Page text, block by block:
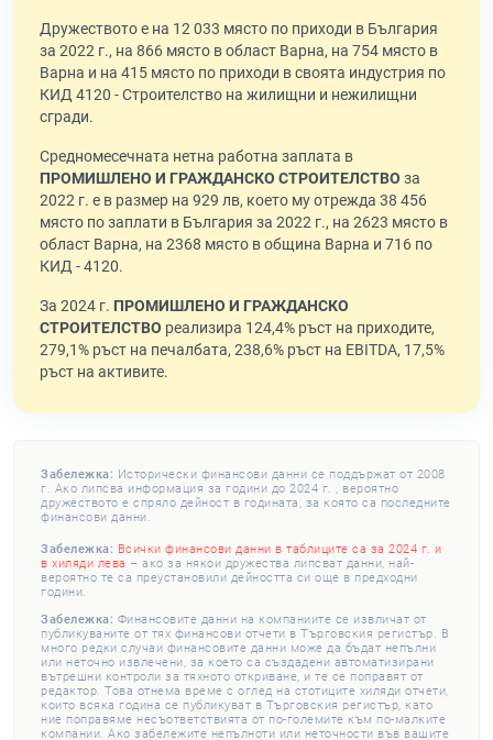
Дружеството е на 12 033 място по приходи в България
за 2022 г., на 866 място в област Варна, на 754 място в
Варна и на 415 място по приходи в своята индустрия по
КИД 4120 - Строителство на жилищни и нежилищни
сгради.
Средномесечната нетна работна заплата в
ПРОМИШЛЕНО И ГРАЖДАНСКО СТРОИТЕЛСТВО за
2022 г. е в размер на 929 лв, което му отрежда 38 456
място по заплати в България за 2022 г., на 2623 място в
област Варна, на 2368 място в община Варна и 716 по
КИД - 4120.
За 2024 г. ПРОМИШЛЕНО И ГРАЖДАНСКО
СТРОИТЕЛСТВО реализира 124,4% ръст на приходите,
279,1% ръст на печалбата, 238,6% ръст на EBITDA, 17,5%
ръст на активите.
Забележка: Исторически финансови данни се поддържат от 2008
г. Ако липсва информация за години до 2024 г. , вероятно
дружеството е спряло дейност в годината, за която са последните
финансови данни.
Забележка: Всички финансови данни в таблиците са за 2024 г. и
в хиляди лева – ако за някои дружества липсват данни, най-
вероятно те са преустановили дейността си още в предходни
години.
Забележка: Финансовите данни на компаниите се извличат от
публикуваните от тях финансови отчети в Търговския регистър. В
много редки случаи финансовите данни може да бъдат непълни
или неточно извлечени, за което са създадени автоматизирани
вътрешни контроли за тяхното откриване, и те се поправят от
редактор. Това отнема време с оглед на стотиците хиляди отчети,
които всяка година се публикуват в Търговския регистър, като
ние поправяме несъответствията от по-големите към по-малките
компании. Ако забележите непълноти или неточности във вашите